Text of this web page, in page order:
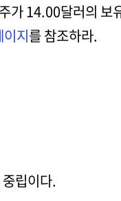
가 14.00달러의
지를 참조하라.
립이다.